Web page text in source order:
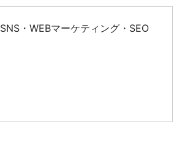
SNS・WEBマーケティング・SEO